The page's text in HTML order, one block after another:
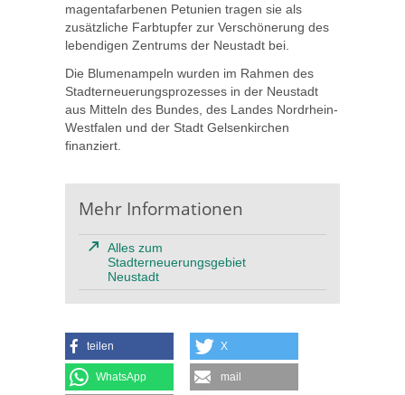
magentafarbenen Petunien tragen sie als
zusätzliche Farbtupfer zur Verschönerung des
lebendigen Zentrums der Neustadt bei.
Die Blumenampeln wurden im Rahmen des
Stadterneuerungsprozesses in der Neustadt
aus Mitteln des Bundes, des Landes Nordrhein-
Westfalen und der Stadt Gelsenkirchen
finanziert.
Mehr Informationen
Alles zum
Stadterneuerungsgebiet
Neustadt
teilen X
WhatsApp mail